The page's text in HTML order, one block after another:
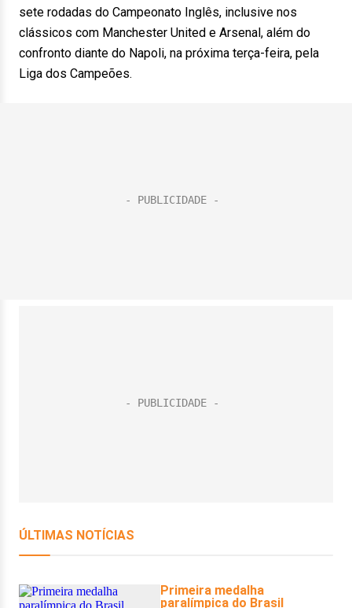
sete rodadas do Campeonato Inglês, inclusive nos
clássicos com Manchester United e Arsenal, além do
confronto diante do Napoli, na próxima terça-feira, pela
Liga dos Campeões.